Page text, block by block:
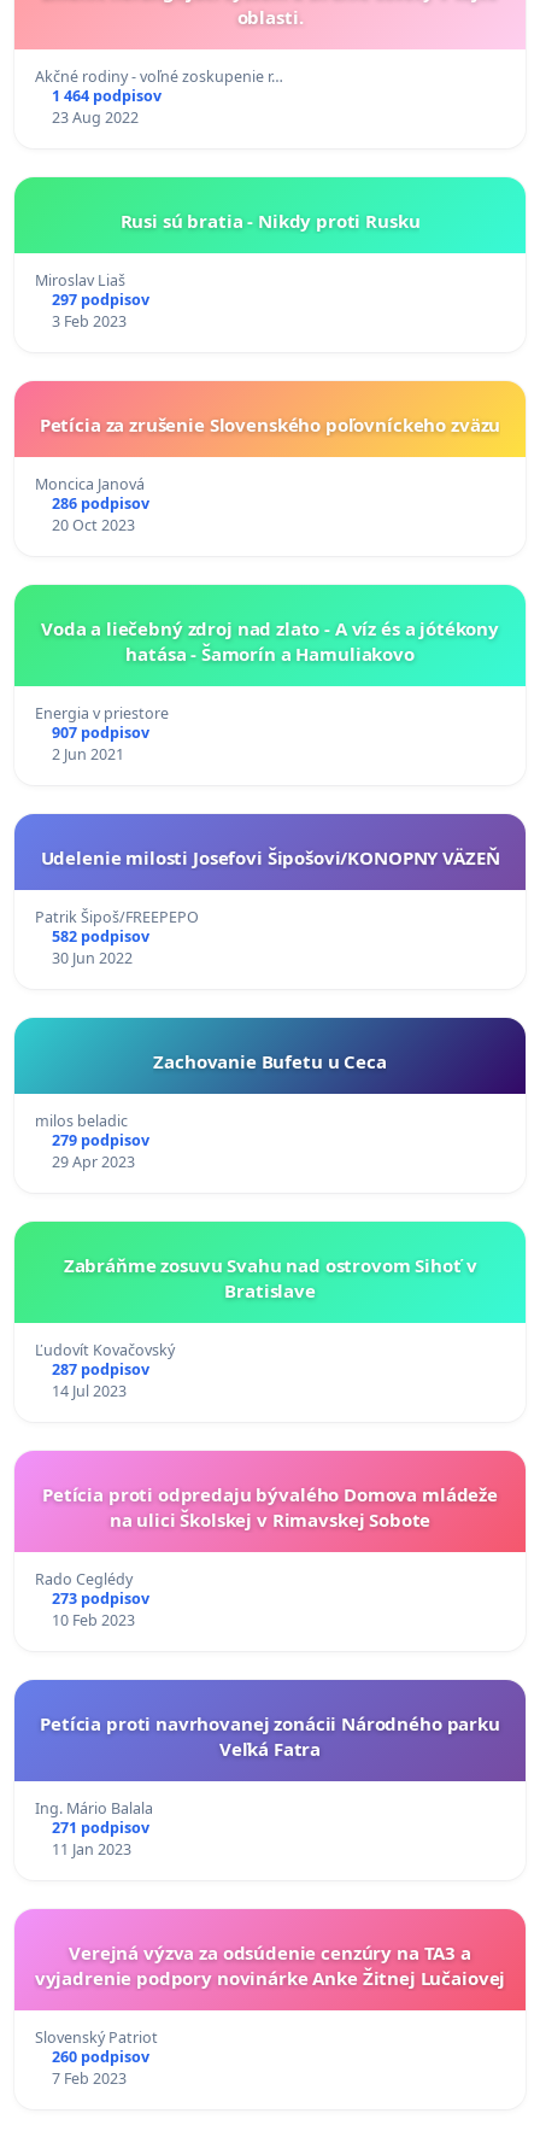
oblasti.
Akčné rodiny - voľné zoskupenie r…
1 464 podpisov
23 Aug 2022
Rusi sú bratia - Nikdy proti Rusku
Miroslav Liaš
297 podpisov
3 Feb 2023
Petícia za zrušenie Slovenského poľovníckeho zväzu
Moncica Janová
286 podpisov
20 Oct 2023
Voda a liečebný zdroj nad zlato - A víz és a jótékony
hatása - Šamorín a Hamuliakovo
Energia v priestore
907 podpisov
2 Jun 2021
Udelenie milosti Josefovi Šipošovi/KONOPNY VÄZEŇ
Patrik Šipoš/FREEPEPO
582 podpisov
30 Jun 2022
Zachovanie Bufetu u Ceca
milos beladic
279 podpisov
29 Apr 2023
Zabráňme zosuvu Svahu nad ostrovom Sihoť v
Bratislave
Ľudovít Kovačovský
287 podpisov
14 Jul 2023
Petícia proti odpredaju bývalého Domova mládeže
na ulici Školskej v Rimavskej Sobote
Rado Ceglédy
273 podpisov
10 Feb 2023
Petícia proti navrhovanej zonácii Národného parku
Veľká Fatra
Ing. Mário Balala
271 podpisov
11 Jan 2023
Verejná výzva za odsúdenie cenzúry na TA3 a
vyjadrenie podpory novinárke Anke Žitnej Lučaiovej
Slovenský Patriot
260 podpisov
7 Feb 2023